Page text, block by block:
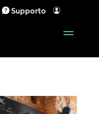
Supporto